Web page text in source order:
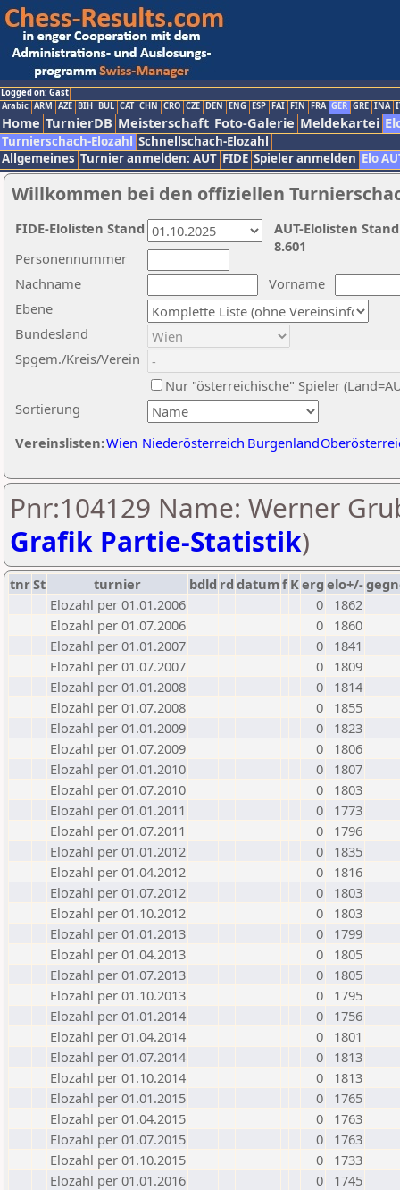
Logged on: Gast
Arabic ARM AZE BIH BUL CAT CHN CRO CZE DEN ENG ESP FAI FIN FRA GER GRE INA
Home TurnierDB Meisterschaft Foto-Galerie Meldekartei
Turnierschach-Elozahl Schnellschach-Elozahl
Allgemeines Turnier anmelden: AUT FIDE Spieler anmelden Elo
Willkommen bei den offiziellen
Nachname
Vorname
Ebene
Sortierung
Personennummer
Bundesland
Spgem./Kreis/Verein
Nur "österreichische" Spieler
Vereinslisten:Wien Niederösterreich Burgenland
AUT-Elolisten
8.601
FIDE-Elolisten Stand
Pnr:104129 Name: Werner
Grafik Partie-Statistik)
tnrSt turnier bdld rd datumf Kerg elo+/-
Elozahl per 01.01.2006
0
1862
Elozahl per 01.07.2006
0
1860
Elozahl per 01.01.2007
0
1841
Elozahl per 01.07.2007
0
1809
Elozahl per 01.01.2008
0
1814
Elozahl per 01.07.2008
0
1855
Elozahl per 01.01.2009
0
1823
Elozahl per 01.07.2009
0
1806
Elozahl per 01.01.2010
0
1807
Elozahl per 01.07.2010
0
1803
Elozahl per 01.01.2011
0
1773
Elozahl per 01.07.2011
0
1796
Elozahl per 01.01.2012
0
1835
Elozahl per 01.04.2012
0
1816
Elozahl per 01.07.2012
0
1803
Elozahl per 01.10.2012
0
1803
Elozahl per 01.01.2013
0
1799
Elozahl per 01.04.2013
0
1805
Elozahl per 01.07.2013
0
1805
Elozahl per 01.10.2013
0
1795
Elozahl per 01.01.2014
0
1756
Elozahl per 01.04.2014
0
1801
Elozahl per 01.07.2014
0
1813
Elozahl per 01.10.2014
0
1813
Elozahl per 01.01.2015
0
1765
Elozahl per 01.04.2015
0
1763
Elozahl per 01.07.2015
0
1763
Elozahl per 01.10.2015
0
1733
Elozahl per 01.01.2016
0
1745